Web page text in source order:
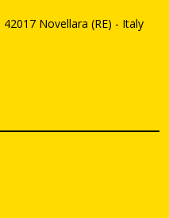
Novellara (RE) - Italy